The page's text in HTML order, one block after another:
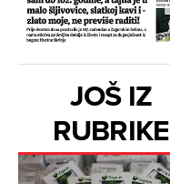
JOŠ IZ
RUBRIKE